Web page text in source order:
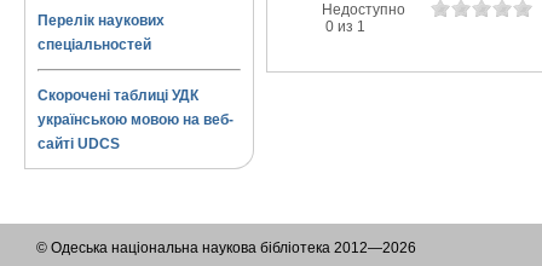
Перелік наукових
спеціальностей
Скорочені таблиці УДК
українською мовою на веб-
сайті UDCS
Недоступно
0 из 1
© Одеська національна наукова бібліотека 2012—2026